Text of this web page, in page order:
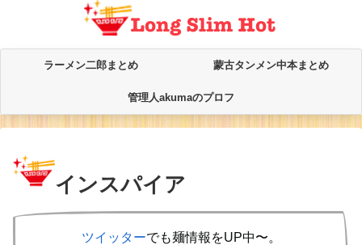
ラーメン二郎まとめ 蒙古タンメン中本まとめ
管理人akumaのプロフ
インスパイア
ツイッターでも麺情報をUP中〜。